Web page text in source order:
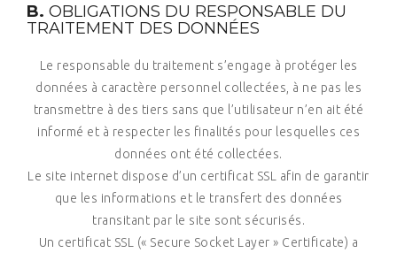
B. OBLIGATIONS DU RESPONSABLE DU
TRAITEMENT DES DONNÉES
Le responsable du traitement s’engage à protéger les
données à caractère personnel collectées, à ne pas les
transmettre à des tiers sans que l’utilisateur n’en ait été
informé et à respecter les finalités pour lesquelles ces
données ont été collectées.
Le site internet dispose d’un certificat SSL afin de garantir
que les informations et le transfert des données
transitant par le site sont sécurisés.
Un certificat SSL (« Secure Socket Layer » Certificate) a